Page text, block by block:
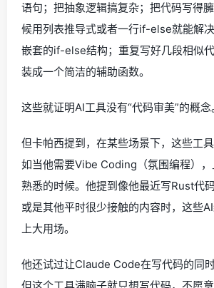
语句；把抽象逻辑搞复杂；把代码写得
候用列表推导式或者一行if-else就能解
嵌套的if-else结构；重复写好几段相似
装成一个简洁的辅助函数。
这些就证明AI工具没有“代码审美”的概念
但卡帕西提到，在某些场景下，这些工
如当他需要Vibe Coding（氛围编程）
熟悉的时候。他提到像他最近写Rust代码
或是其他平时很少接触的内容时，这些
上大用场。
他还试过让Claude Code在写代码的同时